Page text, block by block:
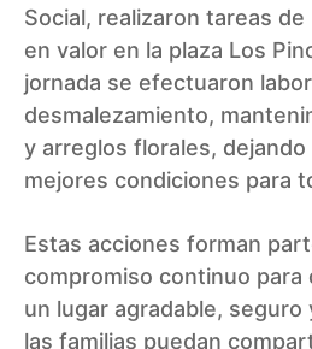
Social, realizaron tareas
en valor en la plaza Los
jornada se efectuaron
desmalezamiento,
y arreglos florales, dejando
mejores condiciones para
Estas acciones forman
compromiso continuo para
un lugar agradable, seguro
las familias puedan